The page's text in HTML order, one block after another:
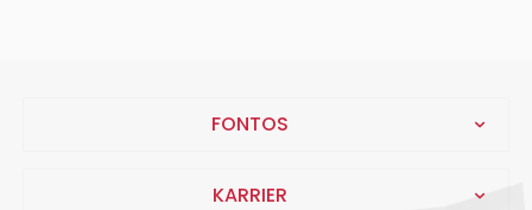
FONTOS
KARRIER